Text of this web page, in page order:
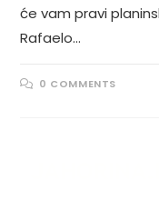
će vam pravi
Rafaelo…
0 COMMENTS